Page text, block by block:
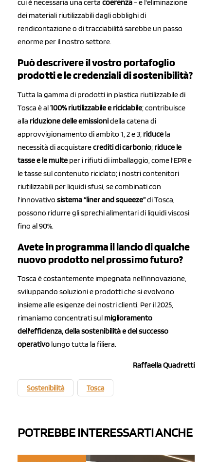
cui è necessaria una certa coerenza- e l'eliminazione
dei materiali riutilizzabili dagli obblighi di
rendicontazione o di tracciabilità sarebbe un passo
enorme per il nostro settore.
Può descrivere il vostro portafoglio
prodotti e le credenziali di sostenibilità?
Tutta la gamma di prodotti in plastica riutilizzabile di
Tosca è al100% riutilizzabile e riciclabile; contribuisce
alla riduzione delle emissionidella catena di
approvvigionamento di ambito 1, 2 e 3; riduce la
necessità di acquistarecrediti di carbonio; riduce le
tasse e le multe per i rifiuti di imballaggio, come l'EPR e
le tasse sul contenuto riciclato; i nostri contenitori
riutilizzabili per liquidi sfusi, se combinati con
l'innovativo sistema “liner and squeeze”di Tosca,
possono ridurre gli sprechi alimentari di liquidi viscosi
fino al 90%.
Avete in programma il lancio di qualche
nuovo prodotto nel prossimo futuro?
Tosca è costantemente impegnata nell’innovazione,
sviluppando soluzioni e prodotti che si evolvono
insieme alle esigenze dei nostri clienti. Per il 2025,
rimaniamo concentrati sul miglioramento
dell'efficienza, della sostenibilità e del successo
operativo lungo tutta la filiera.
Raffaella Quadretti
Sostenibilità Tosca
POTREBBE INTERESSARTI ANCHE